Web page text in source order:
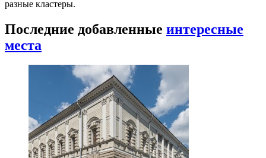
разные кластеры.
Последние добавленные интересные
места